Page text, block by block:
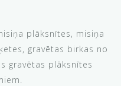
plāksnītes, misiņa
gravētas birkas no
gravētas plāksnītes